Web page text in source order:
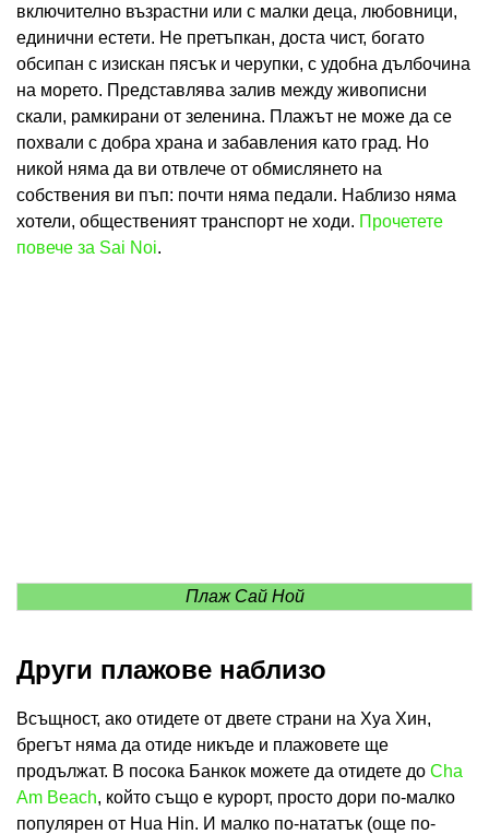
включително възрастни или с малки деца, любовници,
единични естети. Не претъпкан, доста чист, богато
обсипан с изискан пясък и черупки, с удобна дълбочина
на морето. Представлява залив между живописни
скали, рамкирани от зеленина. Плажът не може да се
похвали с добра храна и забавления като град. Но
никой няма да ви отвлече от обмислянето на
собствения ви пъп: почти няма педали. Наблизо няма
хотели, общественият транспорт не ходи. Прочетете
повече за Sai Noi.
Плаж Сай Ной
Други плажове наблизо
Всъщност, ако отидете от двете страни на Хуа Хин,
брегът няма да отиде никъде и плажовете ще
продължат. В посока Банкок можете да отидете до Cha
Am Beach, който също е курорт, просто дори по-малко
популярен от Hua Hin. И малко по-нататък (още по-